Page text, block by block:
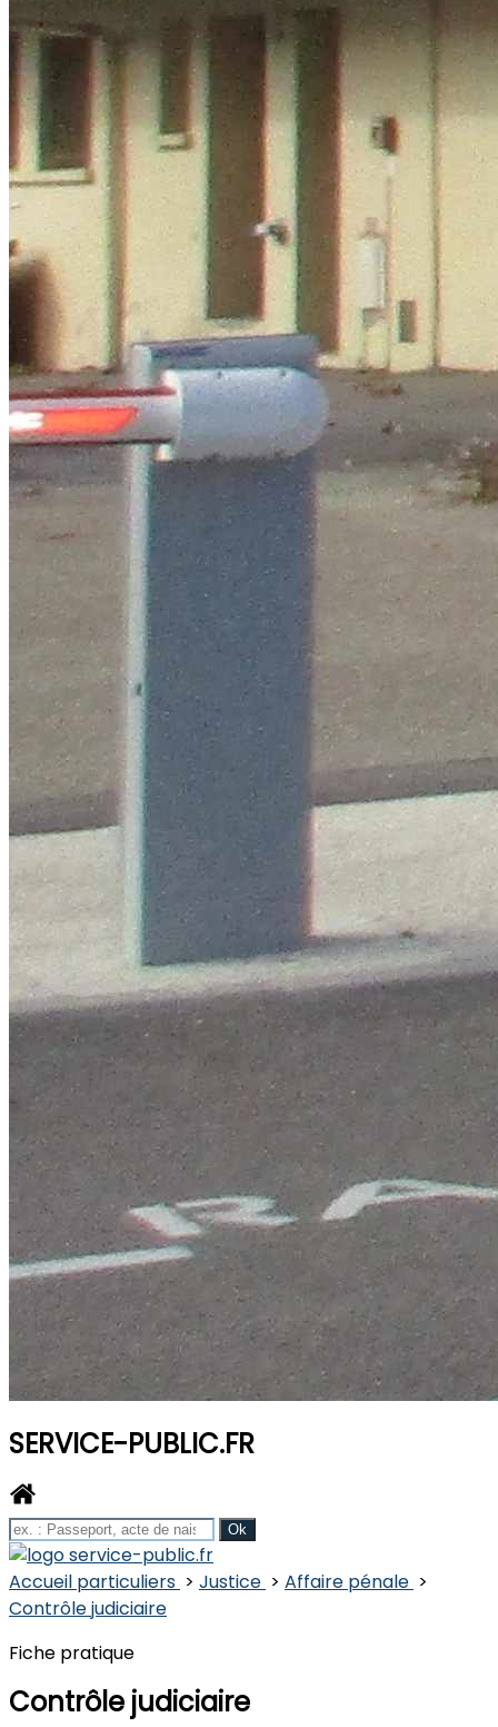
SERVICE-PUBLIC.FR
Accueil particuliers > Justice > Affaire pénale >
Contrôle judiciaire
Fiche pratique
Contrôle judiciaire